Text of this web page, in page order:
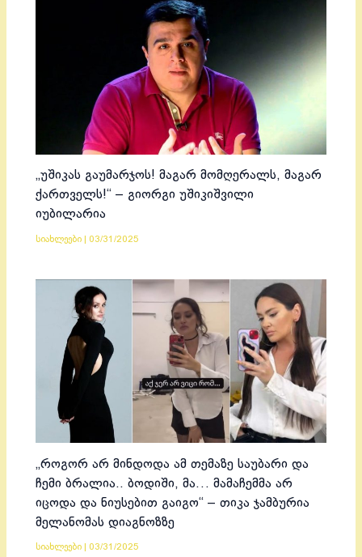
„უშიკას გაუმარჯოს! მაგარ მომღერალს, მაგარ
ქართველს!“ – გიორგი უშიკიშვილი
იუბილარია
სიახლეები 03/31/2025
„როგორ არ მინდოდა ამ თემაზე საუბარი და
ჩემი ბრალია.. ბოდიში, მა… მამაჩემმა არ
იცოდა და ნიუსებით გაიგო“ – თიკა ჯამბურია
მელანომას დიაგნოზზე
სიახლეები 03/31/2025